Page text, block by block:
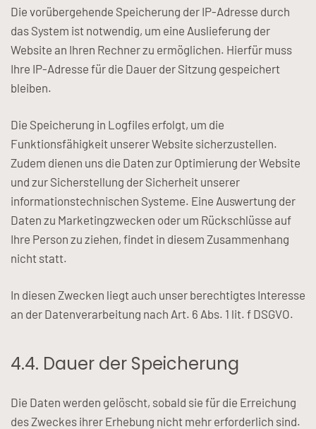
Die vorübergehende Speicherung der IP-Adresse durch
das System ist notwendig, um eine Auslieferung der
Website an Ihren Rechner zu ermöglichen. Hierfür muss
Ihre IP-Adresse für die Dauer der Sitzung gespeichert
bleiben.
Die Speicherung in Logfiles erfolgt, um die
Funktionsfähigkeit unserer Website sicherzustellen.
Zudem dienen uns die Daten zur Optimierung der Website
und zur Sicherstellung der Sicherheit unserer
informationstechnischen Systeme. Eine Auswertung der
Daten zu Marketingzwecken oder um Rückschlüsse auf
Ihre Person zu ziehen, findet in diesem Zusammenhang
nicht statt.
In diesen Zwecken liegt auch unser berechtigtes Interesse
an der Datenverarbeitung nach Art. 6 Abs. 1 lit. f DSGVO.
4.4. Dauer der Speicherung
Die Daten werden gelöscht, sobald sie für die Erreichung
des Zweckes ihrer Erhebung nicht mehr erforderlich sind.